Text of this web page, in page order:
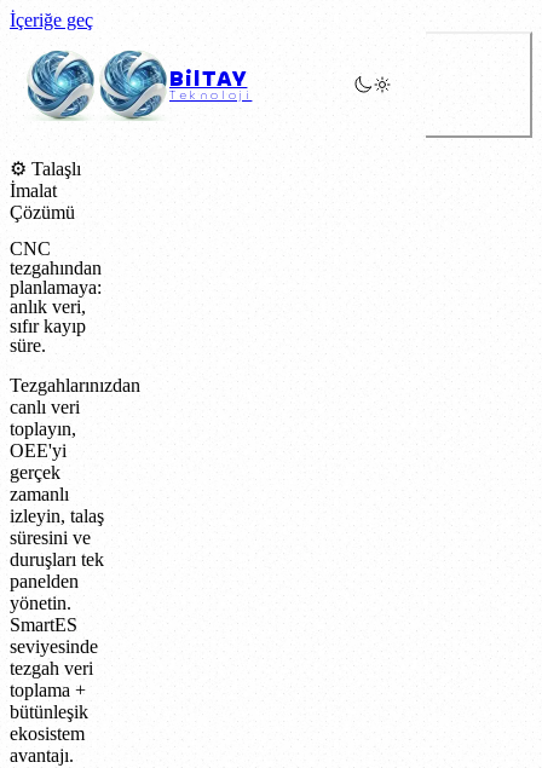
İçeriğe geç
BilTAY
Teknoloji
⚙️ Talaşlı
İmalat
Çözümü
CNC
tezgahından
planlamaya:
anlık veri,
sıfır kayıp
süre.
Tezgahlarınızdan
canlı veri
toplayın,
OEE'yi
gerçek
zamanlı
izleyin, talaş
süresini ve
duruşları tek
panelden
yönetin.
SmartES
seviyesinde
tezgah veri
toplama +
bütünleşik
ekosistem
avantajı.